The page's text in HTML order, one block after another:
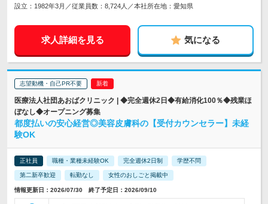
設立：1982年3月／従業員数：8,724人／本社所在地：愛知県
求人詳細を見る 気になる
志望動機・自己PR不要
医療法人社団あおばクリニック | ◆完全週休2日◆有給消化100％◆残業ほ
ぼなし◆オープニング募集
都度払いの安心経営◎美容皮膚科の【受付カウンセラー】未経
験OK
正社員 職種・業種未経験OK 完全週休2日制 学歴不問
第二新卒歓迎 転勤なし 女性のおしごと掲載中
情報更新日：2026/07/30 終了予定日：2026/09/10